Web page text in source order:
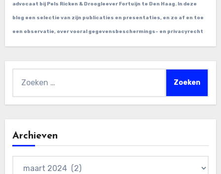
advocaat bij Pels Ricken & Droogleever Fortuijn te Den Haag. In deze
blog een selectie van zijn publicaties en presentaties, en zo af en toe
een observatie, over vooral gegevensbeschermings- en privacyrecht
naar:
Archieven